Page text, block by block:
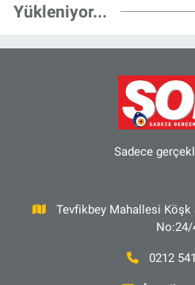
Yükleniyor...
Sadece
Tevfikbey Mahallesi Köşk
No:24/
0212